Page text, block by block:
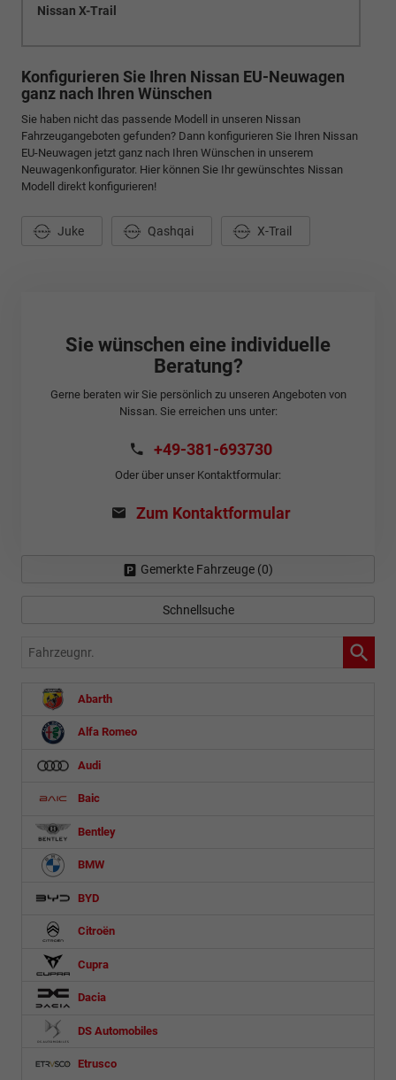
Nissan X-Trail
Konfigurieren Sie Ihren Nissan EU-Neuwagen
ganz nach Ihren Wünschen
Sie haben nicht das passende Modell in unseren Nissan
Fahrzeugangeboten gefunden? Dann konfigurieren Sie Ihren Nissan
EU-Neuwagen jetzt ganz nach Ihren Wünschen in unserem
Neuwagenkonfigurator. Hier können Sie Ihr gewünschtes Nissan
Modell direkt konfigurieren!
Juke Qashqai X-Trail
Sie wünschen eine individuelle
Beratung?
Gerne beraten wir Sie persönlich zu unseren Angeboten von
Nissan. Sie erreichen uns unter:
+49-381-693730
Oder über unser Kontaktformular:
Zum Kontaktformular
Gemerkte Fahrzeuge (0)
Schnellsuche
Fahrzeugnr.
Abarth
Alfa Romeo
Audi
Baic
Bentley
BMW
BYD
Citroën
Cupra
Dacia
DS Automobiles
Etrusco